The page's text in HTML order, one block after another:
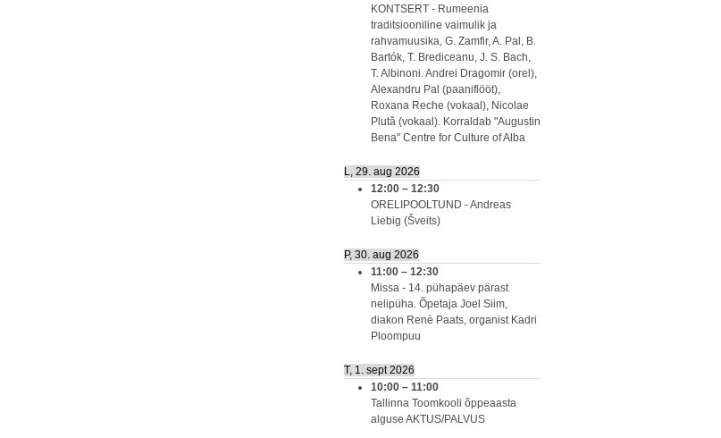
KONTSERT - Rumeenia
traditsiooniline vaimulik ja
rahvamuusika, G. Zamfir, A. Pal, B.
Bartók, T. Brediceanu, J. S. Bach,
T. Albinoni. Andrei Dragomir (orel),
Alexandru Pal (paaniflööt),
Roxana Reche (vokaal), Nicolae
Plută (vokaal). Korraldab "Augustin
Bena" Centre for Culture of Alba
L, 29. aug 2026
12:00 – 12:30
ORELIPOOLTUND - Andreas
Liebig (Šveits)
P, 30. aug 2026
11:00 – 12:30
Missa - 14. pühapäev pärast
nelipüha. Õpetaja Joel Siim,
diakon Renè Paats, organist Kadri
Ploompuu
T, 1. sept 2026
10:00 – 11:00
Tallinna Toomkooli õppeaasta
alguse AKTUS/PALVUS